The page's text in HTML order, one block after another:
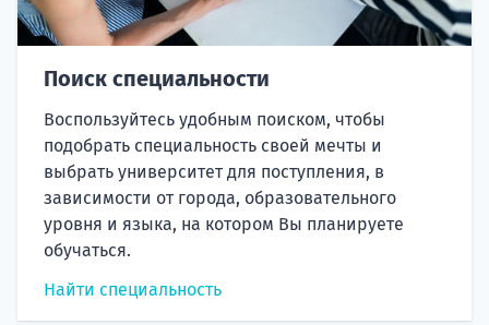
Поиск специальности
Воспользуйтесь удобным поиском, чтобы
подобрать специальность своей мечты и
выбрать университет для поступления, в
зависимости от города, образовательного
уровня и языка, на котором Вы планируете
обучаться.
Найти специальность